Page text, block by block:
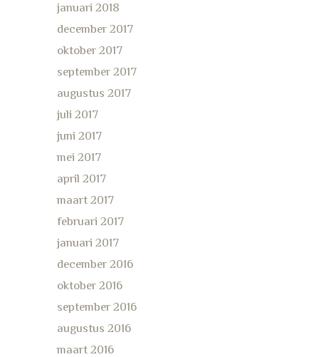
januari 2018
december 2017
oktober 2017
september 2017
augustus 2017
juli 2017
juni 2017
mei 2017
april 2017
maart 2017
februari 2017
januari 2017
december 2016
oktober 2016
september 2016
augustus 2016
maart 2016